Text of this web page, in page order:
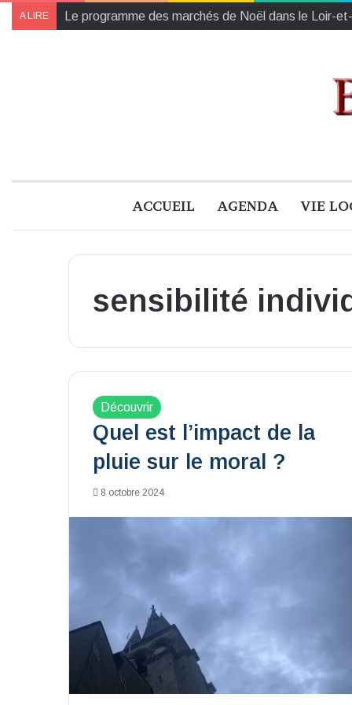
A LIRE Le programme des marchés de Noël dans le Loir-
ACCUEIL AGENDA VIE
sensibilité
Découvrir
Quel est l’impact de la
pluie sur le moral ?
8 octobre 2024